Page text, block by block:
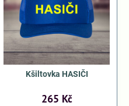
Kšiltovka HASIČI
265 Kč